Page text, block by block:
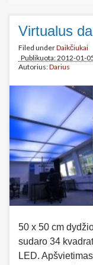
Virtualus
Filed underDaikčiukai
Publikuota: 2012-01-
Autorius:Darius
50 x 50 cm
sudaro 34
LED.